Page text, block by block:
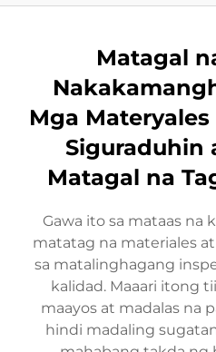
Matagal
Mga
Siguraduhin
Matagal na
Gawa ito sa mataas na
matatag na materiales
sa matalinghagang
kalidad. Maaari itong
maayos at madalas na
hindi madaling